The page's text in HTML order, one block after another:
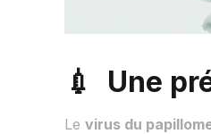
💉 Une
Le virus du